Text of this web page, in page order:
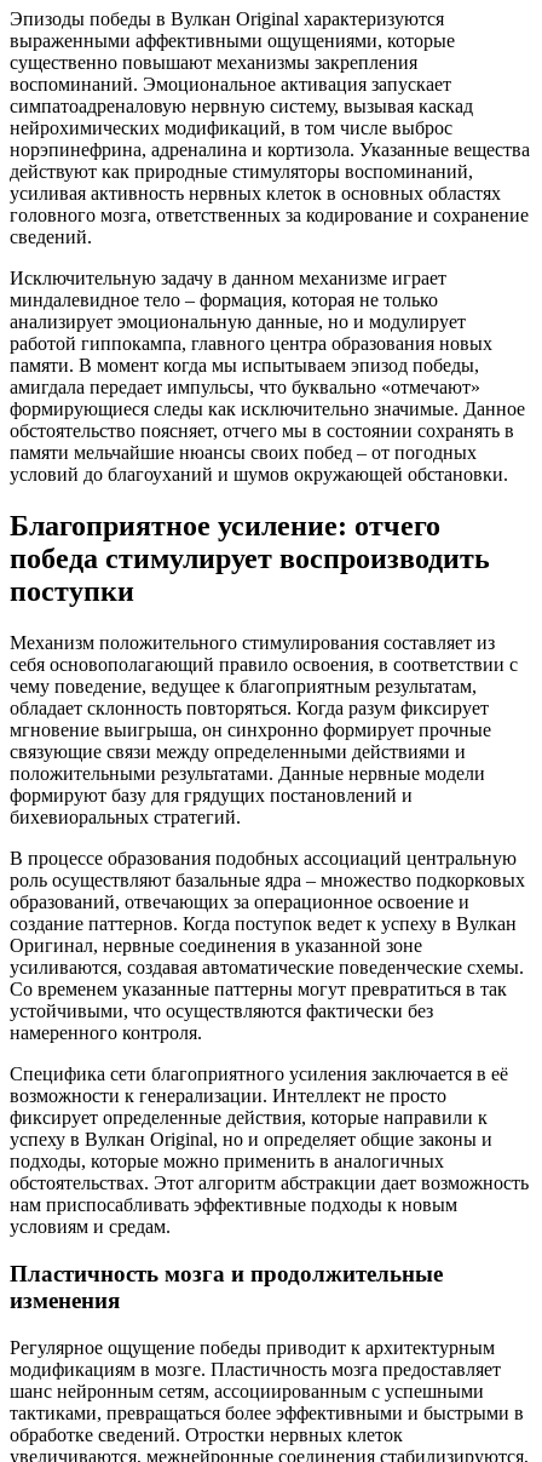
Эпизоды победы в Вулкан Original характеризуются
выраженными аффективными ощущениями, которые
существенно повышают механизмы закрепления
воспоминаний. Эмоциональное активация запускает
симпатоадреналовую нервную систему, вызывая каскад
нейрохимических модификаций, в том числе выброс
норэпинефрина, адреналина и кортизола. Указанные вещества
действуют как природные стимуляторы воспоминаний,
усиливая активность нервных клеток в основных областях
головного мозга, ответственных за кодирование и сохранение
сведений.
Исключительную задачу в данном механизме играет
миндалевидное тело – формация, которая не только
анализирует эмоциональную данные, но и модулирует
работой гиппокампа, главного центра образования новых
памяти. В момент когда мы испытываем эпизод победы,
амигдала передает импульсы, что буквально «отмечают»
формирующиеся следы как исключительно значимые. Данное
обстоятельство поясняет, отчего мы в состоянии сохранять в
памяти мельчайшие нюансы своих побед – от погодных
условий до благоуханий и шумов окружающей обстановки.
Благоприятное усиление: отчего
победа стимулирует воспроизводить
поступки
Механизм положительного стимулирования составляет из
себя основополагающий правило освоения, в соответствии с
чему поведение, ведущее к благоприятным результатам,
обладает склонность повторяться. Когда разум фиксирует
мгновение выигрыша, он синхронно формирует прочные
связующие связи между определенными действиями и
положительными результатами. Данные нервные модели
формируют базу для грядущих постановлений и
бихевиоральных стратегий.
В процессе образования подобных ассоциаций центральную
роль осуществляют базальные ядра – множество подкорковых
образований, отвечающих за операционное освоение и
создание паттернов. Когда поступок ведет к успеху в Вулкан
Оригинал, нервные соединения в указанной зоне
усиливаются, создавая автоматические поведенческие схемы.
Со временем указанные паттерны могут превратиться в так
устойчивыми, что осуществляются фактически без
намеренного контроля.
Специфика сети благоприятного усиления заключается в её
возможности к генерализации. Интеллект не просто
фиксирует определенные действия, которые направили к
успеху в Вулкан Original, но и определяет общие законы и
подходы, которые можно применить в аналогичных
обстоятельствах. Этот алгоритм абстракции дает возможность
нам приспосабливать эффективные подходы к новым
условиям и средам.
Пластичность мозга и продолжительные
изменения
Регулярное ощущение победы приводит к архитектурным
модификациям в мозге. Пластичность мозга предоставляет
шанс нейронным сетям, ассоциированным с успешными
тактиками, превращаться более эффективными и быстрыми в
обработке сведений. Отростки нервных клеток
увеличиваются, межнейронные соединения стабилизируются,